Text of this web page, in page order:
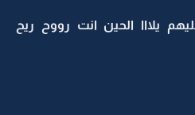
يلااا الحين انت رووح ريح